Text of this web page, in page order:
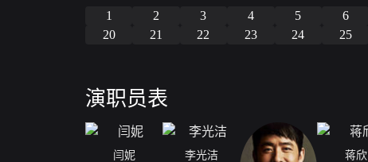
1 2 3 4 5 6
20
21 22 23 24 25
演职员表
闫妮 李光洁 蒋欣